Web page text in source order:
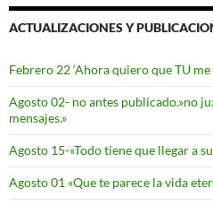
ACTUALIZACIONES Y
Febrero 22 ‘Ahora quiero que TU
Agosto 02- no antes publicado.»no
mensajes.»
Agosto 15-«Todo tiene que llegar a
Agosto 01 «Que te parece la vida